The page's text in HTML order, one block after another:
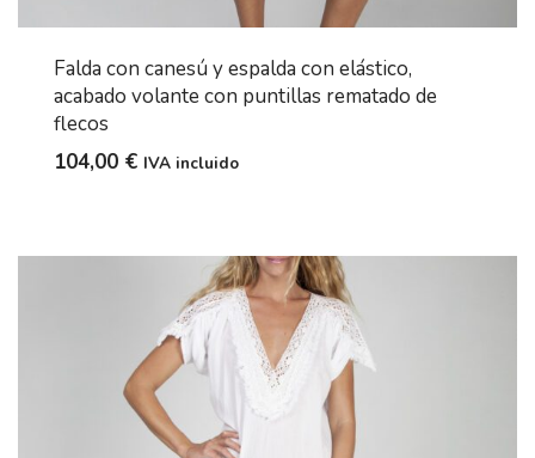
Falda con canesú y espalda con elástico,
acabado volante con puntillas rematado de
flecos
104,00 € IVA incluido